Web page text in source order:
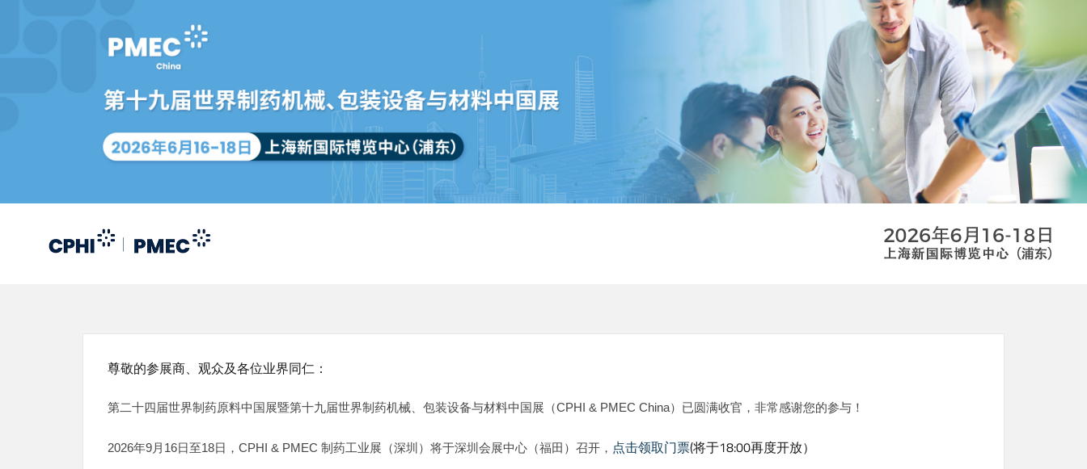
尊敬的参展商、观众及各位业界同仁：
第二十四届世界制药原料中国展暨第十九届世界制药机械、包装设备与材料中国展（CPHI & PMEC China）已圆满收官，非常感谢您的参与！
2026年9月16日至18日，CPHI & PMEC 制药工业展（深圳）将于深圳会展中心（福田）召开， 点击领取门票(将于18:00再度开放）